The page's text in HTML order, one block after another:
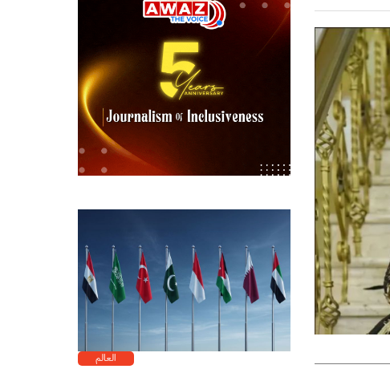
العالم